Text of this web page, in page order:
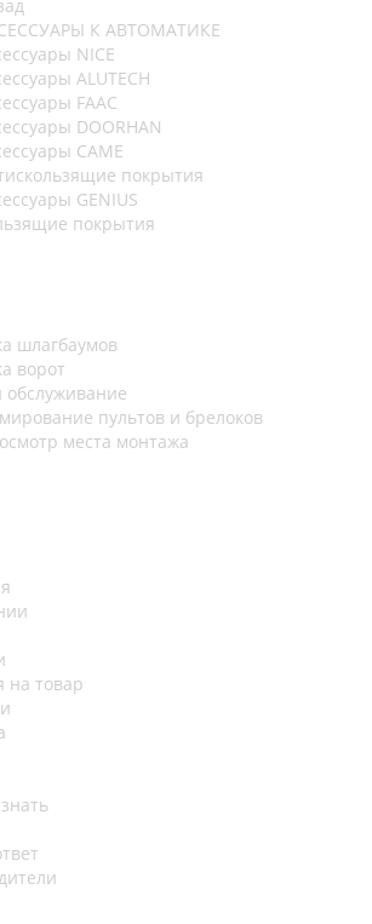
К АВТОМАТИКЕ
NICE
ALUTECH
FAAC
DOORHAN
CAME
покрытия
GENIUS
покрытия
шлагбаумов
ворот
обслуживание
пультов и брелоков
места монтажа
на товар